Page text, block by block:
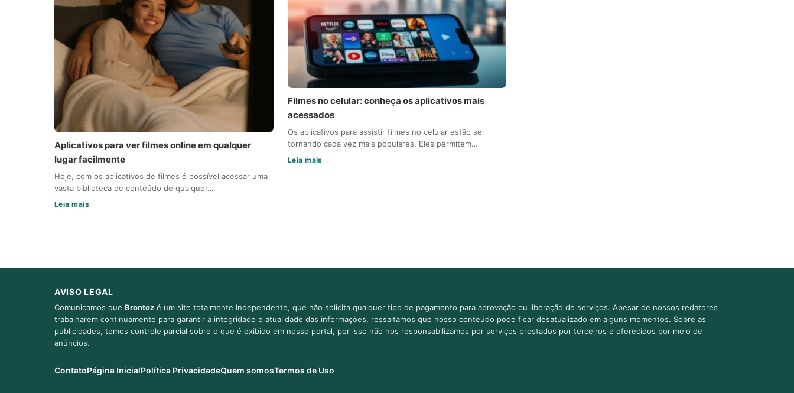
Aplicativos para ver filmes online em qualquer
lugar facilmente
Hoje, com os aplicativos de filmes é possível acessar uma
vasta biblioteca de conteúdo de qualquer…
Leia mais
Filmes no celular: conheça os aplicativos mais
acessados
Os aplicativos para assistir filmes no celular estão se
tornando cada vez mais populares. Eles permitem…
Leia mais
AVISO LEGAL
Comunicamos que Brontoz é um site totalmente independente, que não solicita qualquer tipo de pagamento para aprovação ou liberação de serviços. Apesar de nossos redatores
trabalharem continuamente para garantir a integridade e atualidade das informações, ressaltamos que nosso conteúdo pode ficar desatualizado em alguns momentos. Sobre as
publicidades, temos controle parcial sobre o que é exibido em nosso portal, por isso não nos responsabilizamos por serviços prestados por terceiros e oferecidos por meio de
anúncios.
ContatoPágina InicialPolítica PrivacidadeQuem somosTermos de Uso